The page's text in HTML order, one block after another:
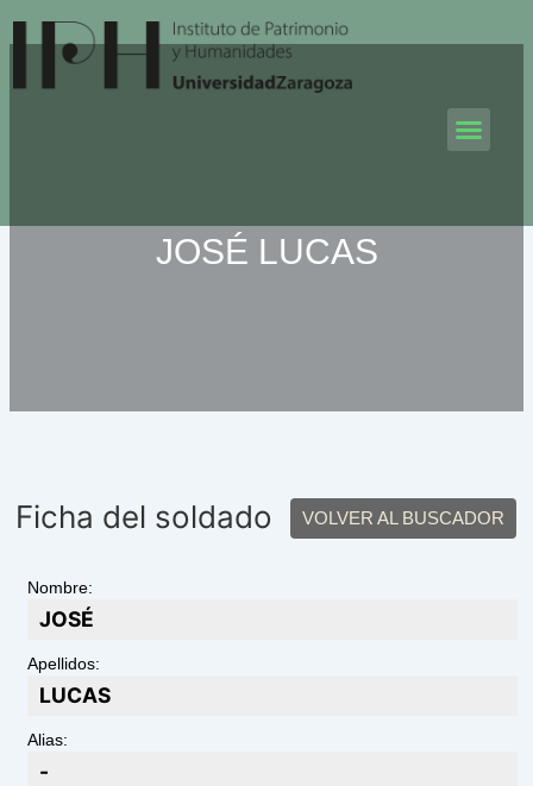
al
contenido
JOSÉ LUCAS
Ficha del soldado VOLVER AL BUSCADOR
Nombre:
JOSÉ
Apellidos:
LUCAS
Alias:
-